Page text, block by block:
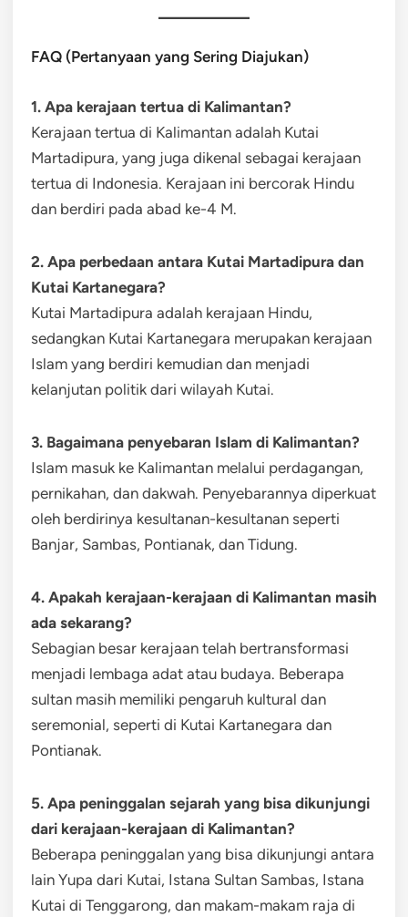
FAQ (Pertanyaan yang Sering Diajukan)
1. Apa kerajaan tertua di Kalimantan?
Kerajaan tertua di Kalimantan adalah Kutai
Martadipura, yang juga dikenal sebagai kerajaan
tertua di Indonesia. Kerajaan ini bercorak Hindu
dan berdiri pada abad ke-4 M.
2. Apa perbedaan antara Kutai Martadipura dan
Kutai Kartanegara?
Kutai Martadipura adalah kerajaan Hindu,
sedangkan Kutai Kartanegara merupakan kerajaan
Islam yang berdiri kemudian dan menjadi
kelanjutan politik dari wilayah Kutai.
3. Bagaimana penyebaran Islam di Kalimantan?
Islam masuk ke Kalimantan melalui perdagangan,
pernikahan, dan dakwah. Penyebarannya diperkuat
oleh berdirinya kesultanan-kesultanan seperti
Banjar, Sambas, Pontianak, dan Tidung.
4. Apakah kerajaan-kerajaan di Kalimantan masih
ada sekarang?
Sebagian besar kerajaan telah bertransformasi
menjadi lembaga adat atau budaya. Beberapa
sultan masih memiliki pengaruh kultural dan
seremonial, seperti di Kutai Kartanegara dan
Pontianak.
5. Apa peninggalan sejarah yang bisa dikunjungi
dari kerajaan-kerajaan di Kalimantan?
Beberapa peninggalan yang bisa dikunjungi antara
lain Yupa dari Kutai, Istana Sultan Sambas, Istana
Kutai di Tenggarong, dan makam-makam raja di